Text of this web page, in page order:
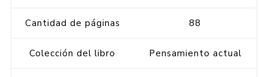
Cantidad de páginas 88
Colección del libro Pensamiento actual